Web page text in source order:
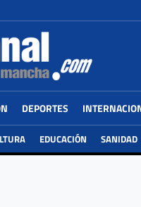
DEPORTES
EDUCACIÓN SANIDAD